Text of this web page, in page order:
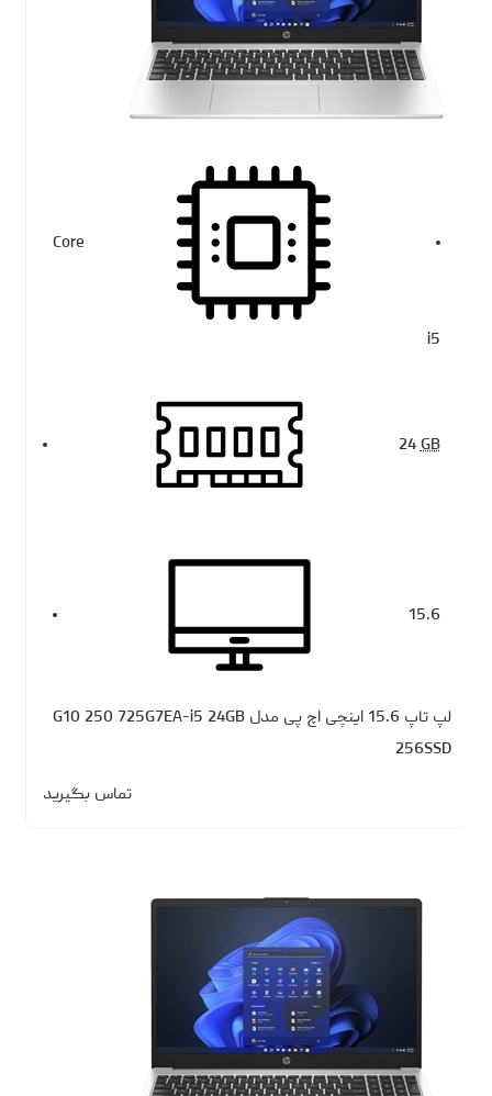
Core
i5
24GB
15.6
لپ تاپ 15.6 اینچی اچ‌ پی مدل G10 250 725G7EA-i5 24GB
256SSD
تماس بگیرید